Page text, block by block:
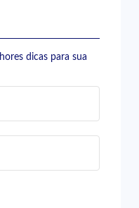
dicas para sua